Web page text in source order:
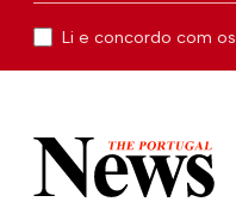
Li e concordo com os